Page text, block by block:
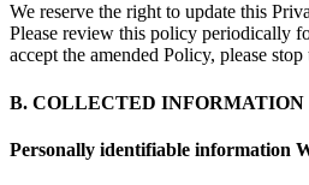
We reserve the right to update this
Please review this policy periodically
accept the amended Policy, please
B. COLLECTED INFORMATION
Personally identifiable information